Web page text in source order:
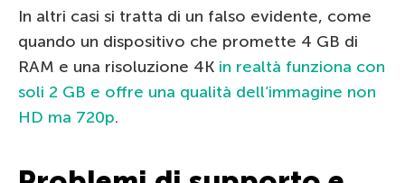
In altri casi si tratta di un falso evidente, come
quando un dispositivo che promette 4 GB di
RAM e una risoluzione 4K in realtà funziona con
soli 2 GB e offre una qualità dell’immagine non
HD ma 720p.